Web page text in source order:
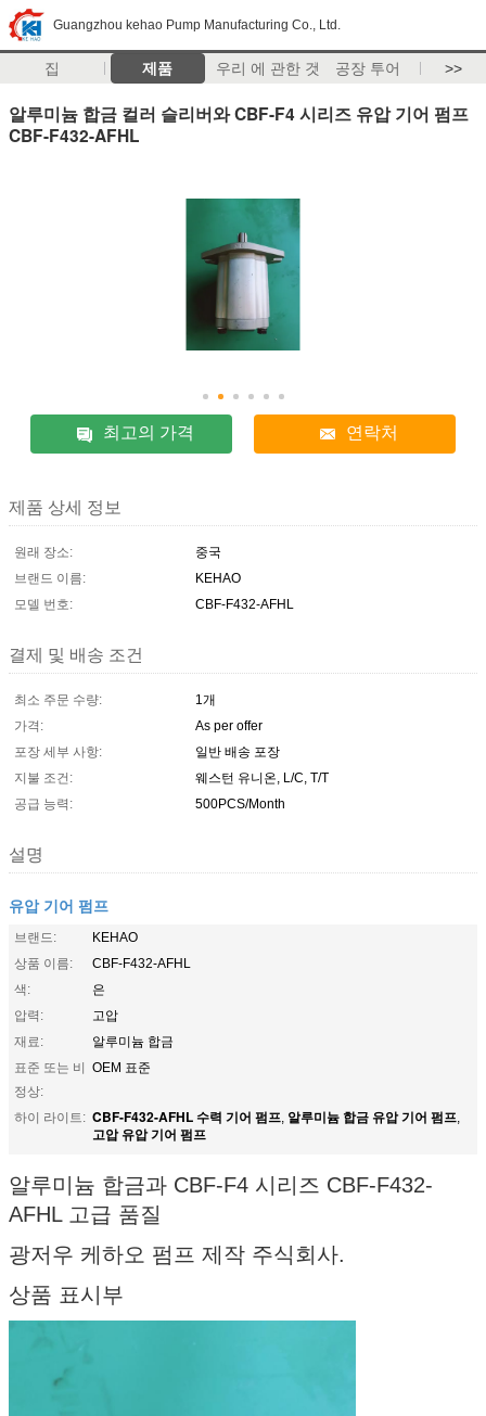
Guangzhou kehao Pump Manufacturing Co., Ltd.
집 제품 우리 에 관한 것 공장 투어 >>
알루미늄 합금 컬러 슬리버와 CBF-F4 시리즈 유압 기어 펌프
CBF-F432-AFHL
최고의 가격 연락처
제품 상세 정보
원래 장소:
중국
브랜드 이름:
KEHAO
모델 번호:
CBF-F432-AFHL
결제 및 배송 조건
최소 주문 수량:
1개
가격:
As per offer
포장 세부 사항:
일반 배송 포장
지불 조건:
웨스턴 유니온, L/C, T/T
공급 능력:
500PCS/Month
설명
유압 기어 펌프
브랜드:
KEHAO
상품 이름:
CBF-F432-AFHL
색:
은
압력:
고압
재료:
알루미늄 합금
표준 또는 비
정상:
OEM 표준
하이 라이트: CBF-F432-AFHL 수력 기어 펌프, 알루미늄 합금 유압 기어 펌프,
고압 유압 기어 펌프
알루미늄 합금과 CBF-F4 시리즈 CBF-F432-
AFHL 고급 품질
광저우 케하오 펌프 제작 주식회사.
상품 표시부